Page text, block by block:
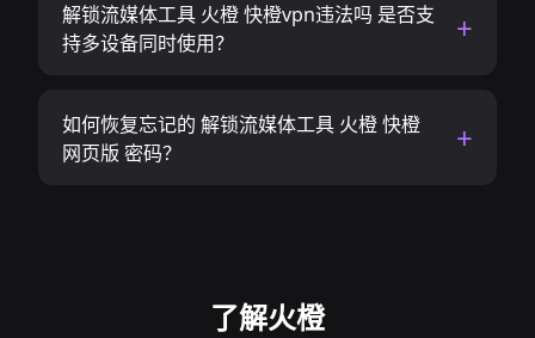
解锁流媒体工具 火橙 快橙vpn违法吗 是否支
持多设备同时使用？
如何恢复忘记的 解锁流媒体工具 火橙 快橙
网页版 密码？
了解火橙